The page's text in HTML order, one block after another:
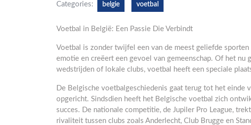
Categories: belgie voetbal
Voetbal in België: Een Passie Die Verbindt
Voetbal is zonder twijfel een van de meest geliefde
emotie en creëert een gevoel van gemeenschap. Of het
wedstrijden of lokale clubs, voetbal heeft een speciale
De Belgische voetbalgeschiedenis gaat terug tot het einde
opgericht. Sindsdien heeft het Belgische voetbal zich
succes. De nationale competitie, de Jupiler Pro League,
rivaliteit tussen clubs zoals Anderlecht, Club Brugge en